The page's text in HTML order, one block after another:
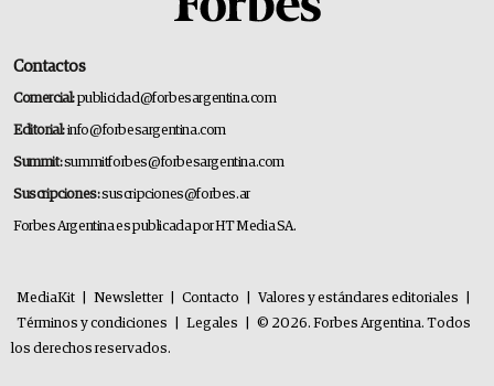
Contactos
Comercial:publicidad@forbesargentina.com
Editorial:info@forbesargentina.com
Summit:summitforbes@forbesargentina.com
Suscripciones:suscripciones@forbes.ar
Forbes Argentina es publicada por HT Media SA.
MediaKit Newsletter Contacto Valores y estándares editoriales
Términos y condiciones
Legales
© 2026. Forbes Argentina. Todos
los derechos reservados.